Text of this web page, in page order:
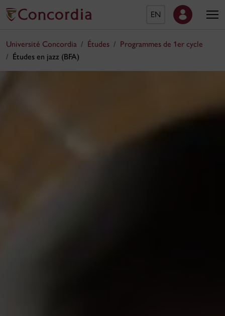
EN
Université Concordia Études
Programmes de 1er cycle
Études en jazz (BFA)